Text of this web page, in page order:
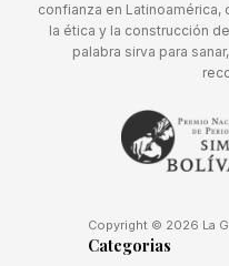
confianza en
la ética y la construcción
palabra sirva para
Copyright © 2026 La
Categorias